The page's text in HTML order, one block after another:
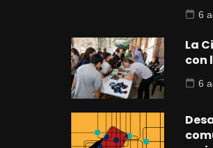
6
La
con
6